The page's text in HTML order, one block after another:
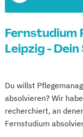
Fernstudium
Leipzig -
Du willst
absolvieren? Wir
recherchiert, an
Fernstudium